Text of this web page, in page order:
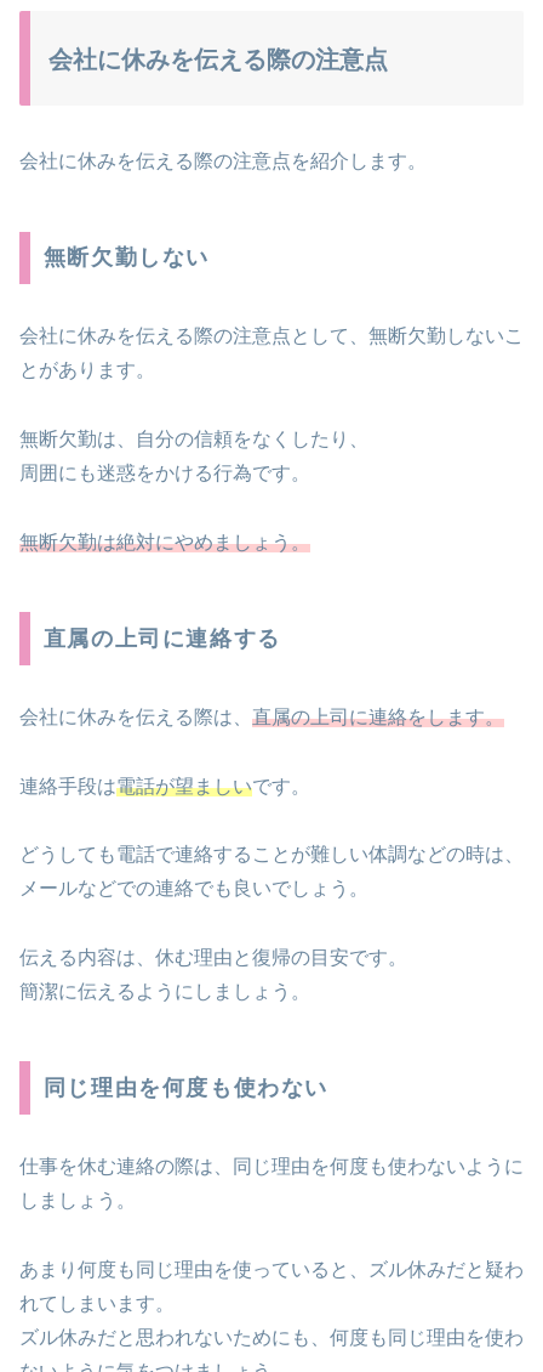
会社に休みを伝える際の注意点
会社に休みを伝える際の注意点を紹介します。
無断欠勤しない
会社に休みを伝える際の注意点として、無断欠勤しないこ
とがあります。
無断欠勤は、自分の信頼をなくしたり、
周囲にも迷惑をかける行為です。
無断欠勤は絶対にやめましょう。
直属の上司に連絡する
会社に休みを伝える際は、 直属の上司に連絡をします。
連絡手段は電話が望ましいです。
どうしても電話で連絡することが難しい体調などの時は、
メールなどでの連絡でも良いでしょう。
伝える内容は、休む理由と復帰の目安です。
簡潔に伝えるようにしましょう。
同じ理由を何度も使わない
仕事を休む連絡の際は、同じ理由を何度も使わないように
しましょう。
あまり何度も同じ理由を使っていると、ズル休みだと疑わ
れてしまいます。
ズル休みだと思われないためにも、何度も同じ理由を使わ